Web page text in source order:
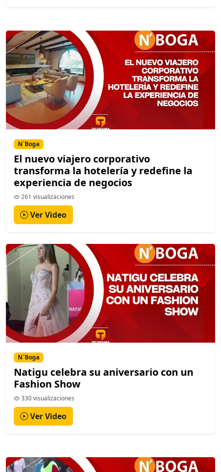
N´Boga
El nuevo viajero corporativo
transforma la hotelería y redefine la
experiencia de negocios
261 visualizaciones
Ver Video
N´Boga
Natigu celebra su aniversario con un
Fashion Show
330 visualizaciones
Ver Video